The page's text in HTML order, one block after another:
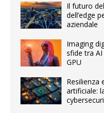
Il futuro
dell’edge
aziendale
Imaging
sfide tra
GPU
Resilienza
artificiale: